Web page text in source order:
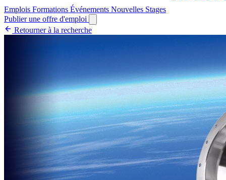
Emplois Formations Événements Nouvelles Stages
Publier une offre d'emploi
Retourner à la recherche